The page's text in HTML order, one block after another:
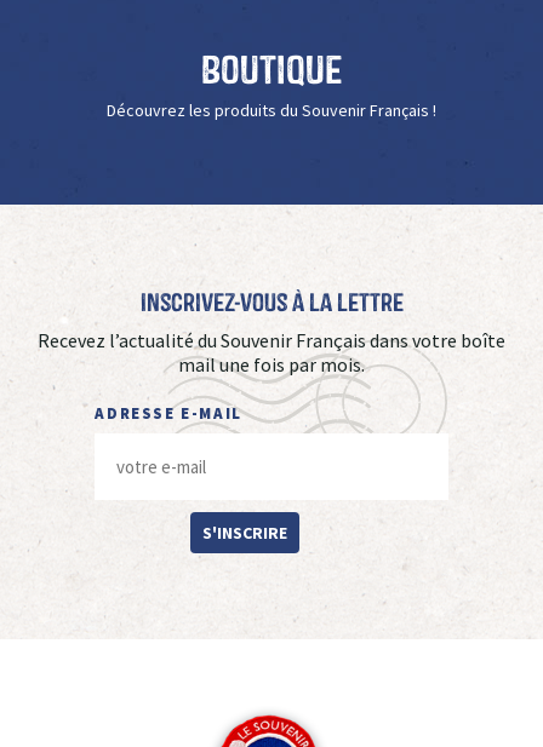
Boutique
Découvrez les produits du Souvenir Français !
Inscrivez-vous à La Lettre
Recevez l’actualité du Souvenir Français dans votre boîte
mail une fois par mois.
ADRESSE E-MAIL
S'INSCRIRE